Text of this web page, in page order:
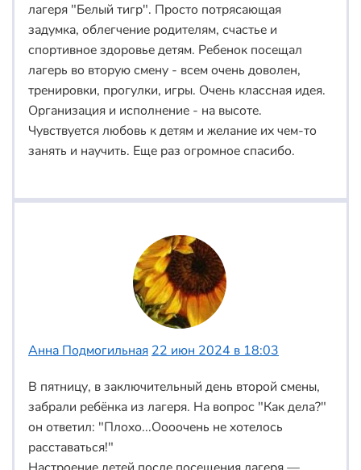
лагеря "Белый тигр". Просто потрясающая
задумка, облегчение родителям, счастье и
спортивное здоровье детям. Ребенок посещал
лагерь во вторую смену - всем очень доволен,
тренировки, прогулки, игры. Очень классная идея.
Организация и исполнение - на высоте.
Чувствуется любовь к детям и желание их чем-то
занять и научить. Еще раз огромное спасибо.
Анна Подмогильная 22 июн 2024 в 18:03
В пятницу, в заключительный день второй смены,
забрали ребёнка из лагеря. На вопрос "Как дела?"
он ответил: "Плохо...Оооочень не хотелось
расставаться!"